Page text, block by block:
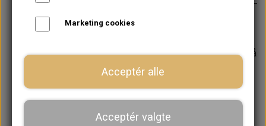
Passer kun til 8 portede topstykker
Forventet leveringstid:Varen er på
lager. 1-2 dages leveringstid
− +
Marketing cookies
Acceptér alle
Acceptér valgte